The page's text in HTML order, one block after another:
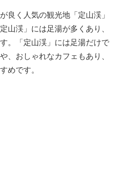
良く人気の観光地「定山渓」
山渓」には足湯が多くあり、
。「定山渓」には足湯だけで
、おしゃれなカフェもあり、
めです。